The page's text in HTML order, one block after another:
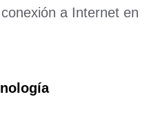
a Internet en